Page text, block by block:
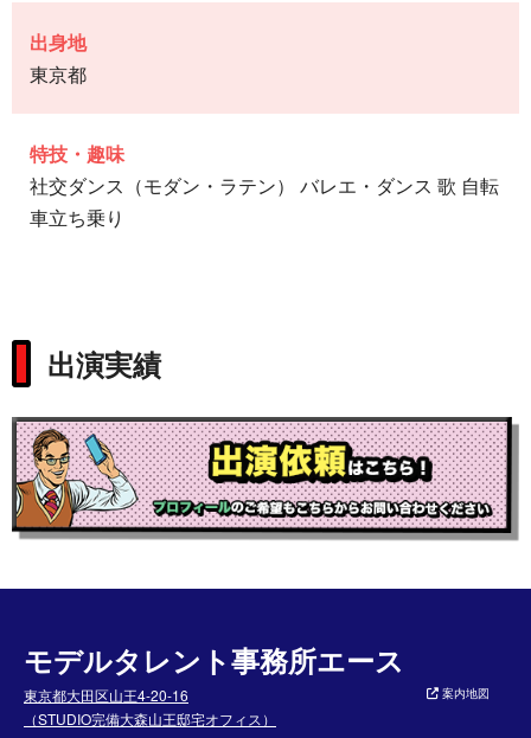
出身地
東京都
特技・趣味
社交ダンス（モダン・ラテン） バレエ・ダンス 歌 自転
車立ち乗り
出演実績
モデルタレント事務所エース
東京都大田区山王4-20-16
（STUDIO完備大森山王邸宅オフィス）
案内地図